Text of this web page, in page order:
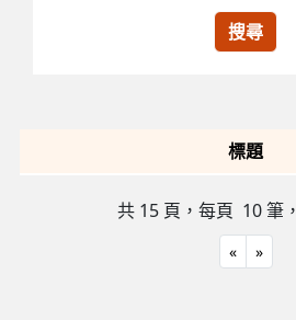
搜尋
標題
共 15 頁，每頁 10筆
« »